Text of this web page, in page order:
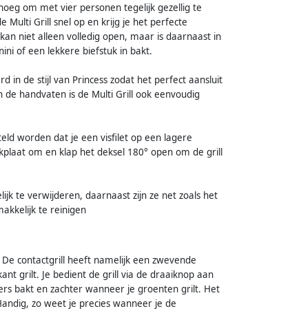
om met vier personen tegelijk gezellig te
Multi Grill snel op en krijg je het perfecte
niet alleen volledig open, maar is daarnaast in
of een lekkere biefstuk in bakt.
in de stijl van Princess zodat het perfect aansluit
handvaten is de Multi Grill ook eenvoudig
worden dat je een visfilet op een lagere
om en klap het deksel 180° open om de grill
te verwijderen, daarnaast zijn ze net zoals het
te reinigen
contactgrill heeft namelijk een zwevende
grilt. Je bedient de grill via de draaiknop aan
bakt en zachter wanneer je groenten grilt. Het
zo weet je precies wanneer je de